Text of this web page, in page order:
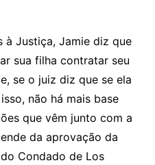
à Justiça, Jamie diz que
sua filha contratar seu
se o juiz diz que se ela
não há mais base
que vêm junto com a
da aprovação da
Condado de Los